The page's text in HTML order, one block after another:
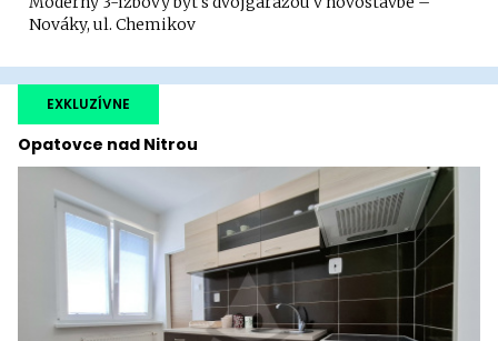
Nováky, ul. Chemikov
Opatovce nad Nitrou
EXKLUZÍVNE